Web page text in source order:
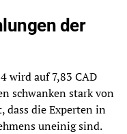
der
wird auf 7,83 CAD
schwanken stark von
dass die Experten in
uneinig sind.